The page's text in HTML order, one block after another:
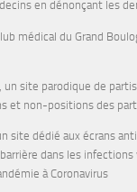
en dénonçant les
médical du Grand
, un site parodique de
et non-positions des
un site dédié aux écrans
dans les infections
à Coronavirus